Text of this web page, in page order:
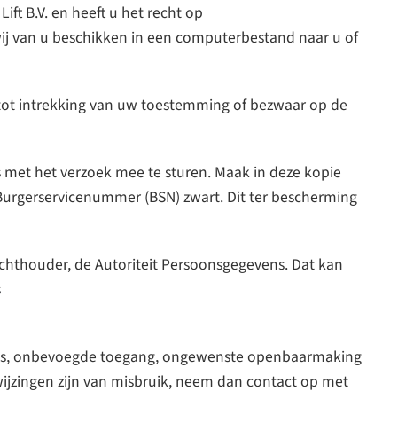
B.V. en heeft u het recht op
van u beschikken in een computerbestand naar u of
intrekking van uw toestemming of bezwaar op de
het verzoek mee te sturen. Maak in deze kopie
(BSN) zwart. Dit ter bescherming
de Autoriteit Persoonsgegevens. Dat kan
onbevoegde toegang, ongewenste openbaarmaking
zijn van misbruik, neem dan contact op met